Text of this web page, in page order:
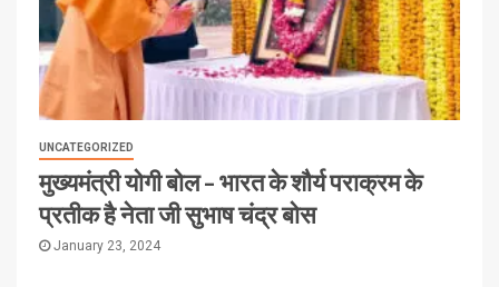
UNCATEGORIZED
मुख्यमंत्री योगी बोल – भारत के शौर्य पराक्रम के
प्रतीक है नेता जी सुभाष चंद्र बोस
January 23, 2024